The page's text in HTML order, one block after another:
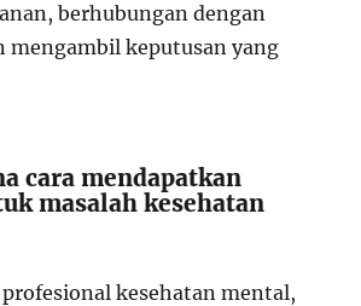
berhubungan dengan
mengambil keputusan yang
cara mendapatkan
masalah kesehatan
kesehatan mental,